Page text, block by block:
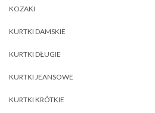
KOZAKI
KURTKI DAMSKIE
KURTKI DŁUGIE
KURTKI JEANSOWE
KURTKI KRÓTKIE